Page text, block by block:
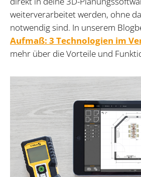
weiterverarbeitet werden, ohne
notwendig sind. In unserem
Aufmaß: 3 Technologien im
mehr über die Vorteile und